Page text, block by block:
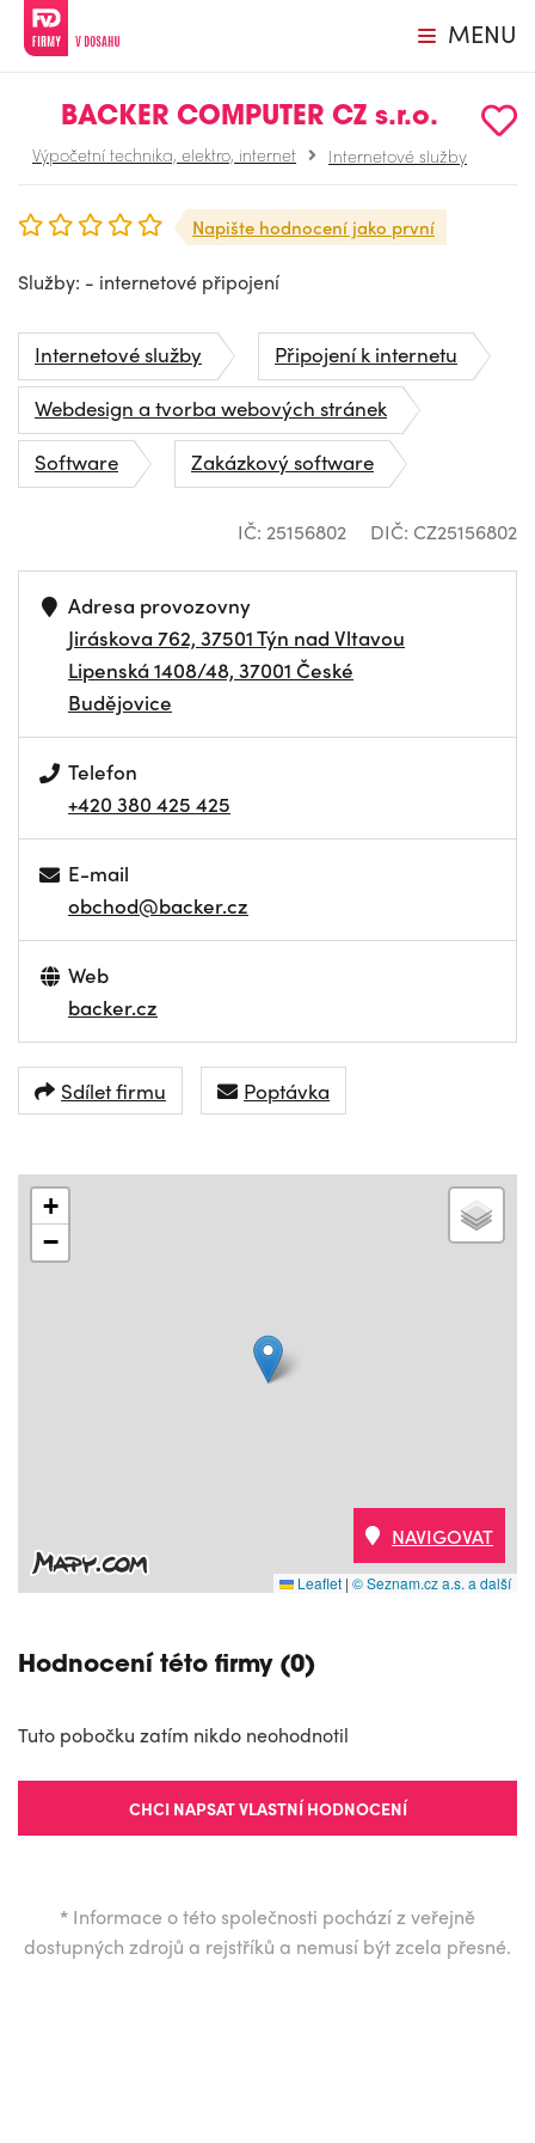
MENU
BACKER COMPUTER CZ s.r.o.
Výpočetní technika, elektro, internet Internetové služby
Napište hodnocení jako první
Služby: - internetové připojení
Internetové služby
Připojení k internetu
Webdesign a tvorba webových stránek
Software
Zakázkový software
IČ: 25156802 DIČ: CZ25156802
Adresa provozovny
Jiráskova 762, 37501 Týn nad Vltavou
Lipenská 1408/48, 37001 České
Budějovice
Telefon
+420 380 425 425
E-mail
obchod@backer.cz
Web
backer.cz
Sdílet firmu Poptávka
+
−
Leaflet | © Seznam.cz a.s. a další
NAVIGOVAT
Hodnocení této firmy (0)
Tuto pobočku zatím nikdo neohodnotil
CHCI NAPSAT VLASTNÍ HODNOCENÍ
* Informace o této společnosti pochází z veřejně
dostupných zdrojů a rejstříků a nemusí být zcela přesné.